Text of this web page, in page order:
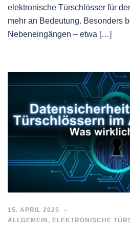
elektronische Türschlösser für
mehr an Bedeutung. Besonders
Nebeneingängen – etwa […]
15. APRIL 2025
ALLGEMEIN , ELEKTRONISCHE